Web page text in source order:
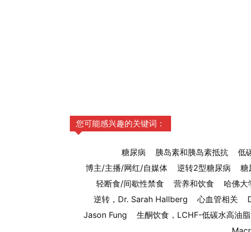
您可能感兴趣的关键词：
糖尿病 胰岛素和胰岛素抵抗 低
博主/主播/网红/自媒体
逆转2型糖尿病 糖
轻断食/间歇性禁食
营养和饮食 哈佛大
逆转，Dr. Sarah Hallberg
心血管相关
Jason Fung
生酮饮食，LCHF-低碳水高油脂